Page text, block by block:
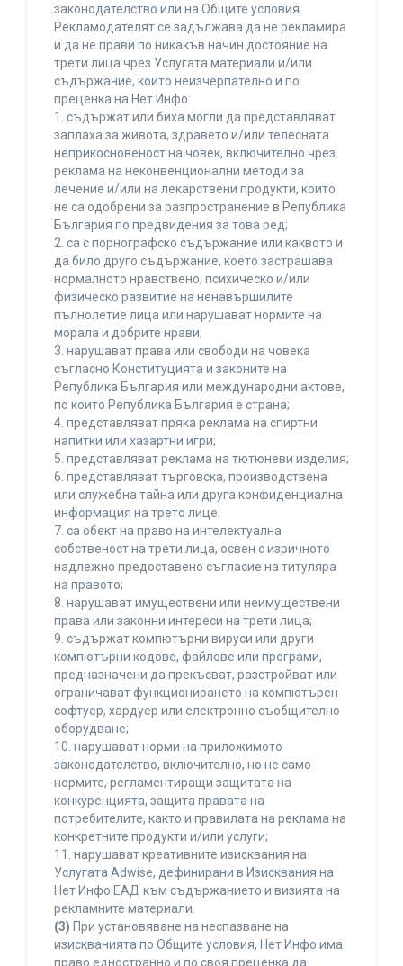
законодателство или на Общите условия.
Рекламодателят се задължава да не рекламира
и да не прави по никакъв начин достояние на
трети лица чрез Услугата материали и/или
съдържание, които неизчерпателно и по
преценка на Нет Инфо:
1. съдържат или биха могли да представляват
заплаха за живота, здравето и/или телесната
неприкосновеност на човек, включително чрез
реклама на неконвенционални методи за
лечение и/или на лекарствени продукти, които
не са одобрени за разпространение в Република
България по предвидения за това ред;
2. са с порнографско съдържание или каквото и
да било друго съдържание, което застрашава
нормалното нравствено, психическо и/или
физическо развитие на ненавършилите
пълнолетие лица или нарушават нормите на
морала и добрите нрави;
3. нарушават права или свободи на човека
съгласно Конституцията и законите на
Република България или международни актове,
по които Република България е страна;
4. представляват пряка реклама на спиртни
напитки или хазартни игри;
5. представляват реклама на тютюневи изделия;
6. представляват търговска, производствена
или служебна тайна или друга конфиденциална
информация на трето лице;
7. са обект на право на интелектуална
собственост на трети лица, освен с изричното
надлежно предоставено съгласие на титуляра
на правото;
8. нарушават имуществени или неимуществени
права или законни интереси на трети лица;
9. съдържат компютърни вируси или други
компютърни кодове, файлове или програми,
предназначени да прекъсват, разстройват или
ограничават функционирането на компютърен
софтуер, хардуер или електронно съобщително
оборудване;
10. нарушават норми на приложимото
законодателство, включително, но не само
нормите, регламентиращи защитата на
конкуренцията, защита правата на
потребителите, както и правилата на реклама на
конкретните продукти и/или услуги;
11. нарушават креативните изисквания на
Услугата Adwise, дефинирани в Изисквания на
Нет Инфо ЕАД към съдържанието и визията на
рекламните материали.
(3) При установяване на неспазване на
изискванията по Общите условия, Нет Инфо има
право едностранно и по своя преценка да